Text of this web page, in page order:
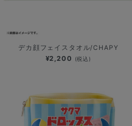
デカ顔フェイスタオル/CHAPY
¥2,200 (税込)